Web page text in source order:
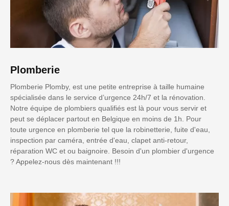
Plomberie
Plomberie Plomby, est une petite entreprise à taille humaine
spécialisée dans le service d’urgence 24h/7 et la rénovation.
Notre équipe de plombiers qualifiés est là pour vous servir et
peut se déplacer partout en Belgique en moins de 1h. Pour
toute urgence en plomberie tel que la robinetterie, fuite d'eau,
inspection par caméra, entrée d'eau, clapet anti-retour,
réparation WC et ou baignoire. Besoin d'un plombier d'urgence
? Appelez-nous dès maintenant !!!